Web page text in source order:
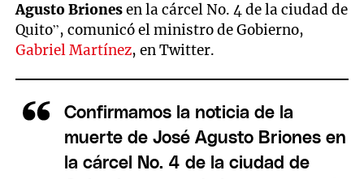
Agusto Brionesen la cárcel No. 4 de la ciudad de
Quito”, comunicó el ministro de Gobierno,
Gabriel Martínez, en Twitter.
Confirmamos la noticia de la
muerte de José Agusto Briones en
la cárcel No. 4 de la ciudad de